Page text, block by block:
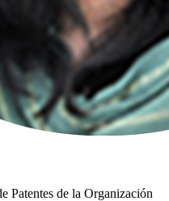
Patentes de la Organización